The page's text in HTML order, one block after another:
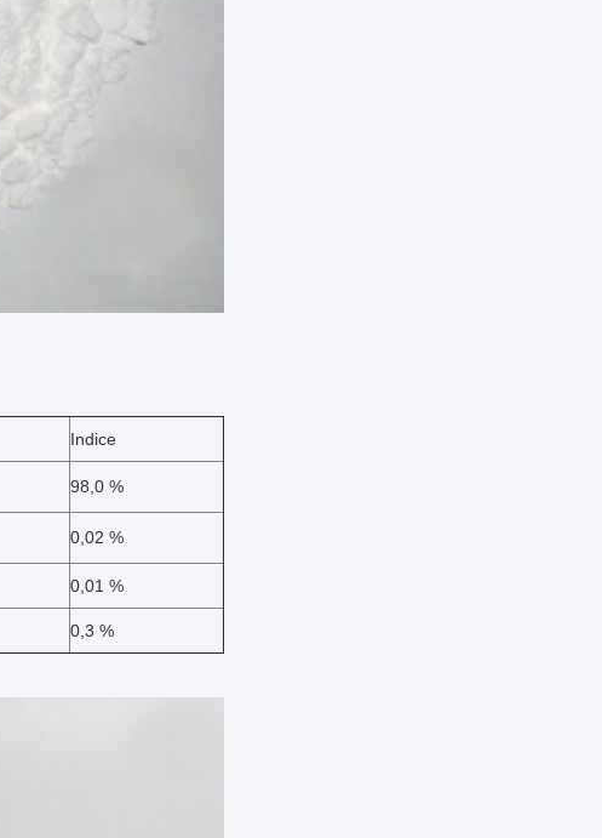
Indice
98,0 %
0,02 %
0,01 %
0,3 %